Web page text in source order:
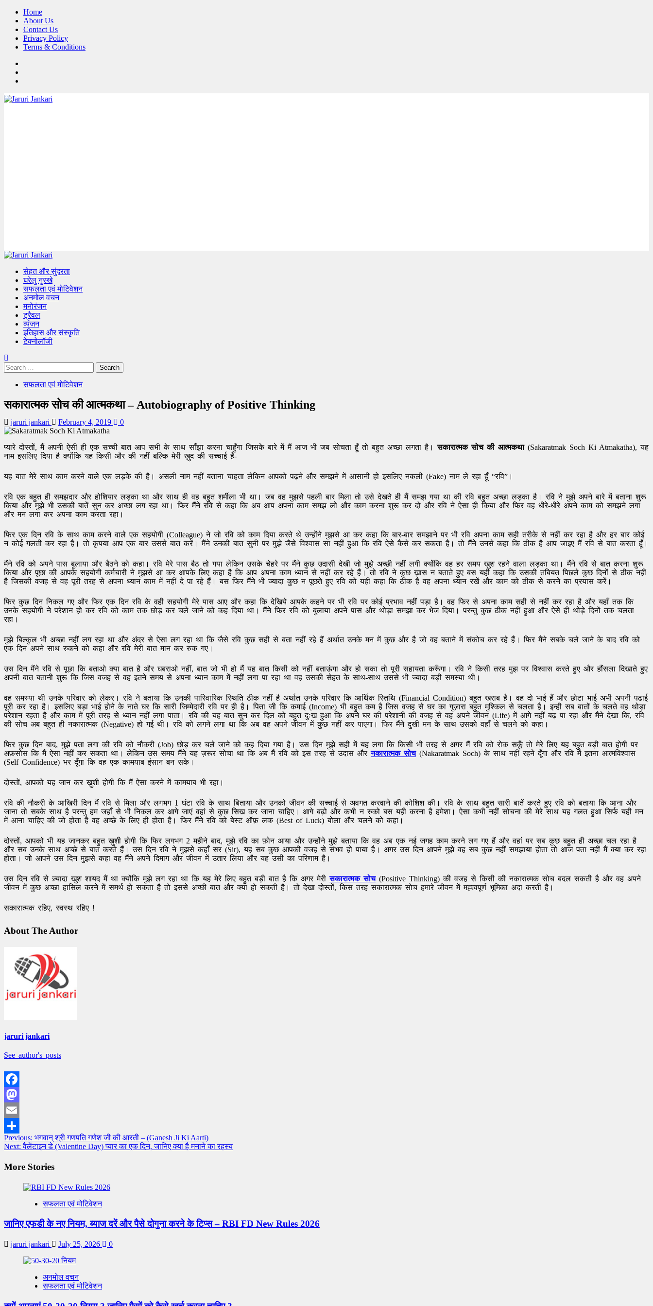
Skip
content
Home
About Us
Contact Us
Privacy Policy
Terms & Conditions
Primary
सेहत और सुंदरता
घरेलु नुस्खे
सफलता एवं मोटिवेशन
अनमोल वचन
मनोरंजन
ट्रैवल
व्यंजन
इतिहास और संस्कृति
टेक्नोलॉजी
Search
for:
सफलता एवं मोटिवेशन
सकारात्मक सोच की आत्मकथा – Autobiography of Positive Thinking
jaruri jankari February 4, 2019 0
प्यारे दोस्तों, मैं अपनी ऐसी ही एक सच्ची बात आप सभी के साथ साँझा करना चाहुँगा जिसके बारे में मैं आज भी जब सोचता हूँ तो बहुत अच्छा लगता है।सकारात्मक सोच की आत्मकथा(Sakaratmak Soch Ki Atmakatha), यह
नाम इसलिए दिया है क्योंकि यह किसी और की नहीं बल्कि मेरी ख़ुद की सच्चाई है-
यह बात मेरे साथ काम करने वाले एक लड़के की है। असली नाम नहीं बताना चाहता लेकिन आपको पढ़ने और समझने में आसानी हो इसलिए नकली (Fake) नाम ले रहा हूँ “रवि”।
रवि एक बहुत ही समझदार और होशियार लड़का था और साथ ही वह बहुत शर्मीला भी था। जब वह मुझसे पहली बार मिला तो उसे देखते ही मैं समझ गया था की रवि बहुत अच्छा लड़का है। रवि ने मुझे अपने बारे में बताना शुरू
किया और मुझे भी उसकी बातें सुन कर अच्छा लग रहा था। फिर मैंने रवि से कहा कि अब आप अपना काम समझ लो और काम करना शुरू कर दो और रवि ने ऐसा ही किया और फिर वह धीरे-धीरे अपने काम को समझने लगा
और मन लगा कर अपना काम करता रहा।
फिर एक दिन रवि के साथ काम करने वाले एक सहयोगी (Colleague) ने जो रवि को काम दिया करते थे उन्होंने मुझसे आ कर कहा कि बार-बार समझाने पर भी रवि अपना काम सही तरीके से नहीं कर रहा है और हर बार कोई
न कोई गलती कर रहा है। तो कृपया आप एक बार उससे बात करें। मैंने उनकी बात सुनी पर मुझे जैसे विश्वास सा नहीं हुआ कि रवि ऐसे कैसे कर सकता है। तो मैंने उनसे कहा कि ठीक है आप जाइए मैं रवि से बात करता हूँ।
मैंने रवि को अपने पास बुलाया और बैठने को कहा। रवि मेरे पास बैठ तो गया लेकिन उसके चेहरे पर मैंने कुछ उदासी देखी जो मुझे अच्छी नहीं लगी क्योंकि वह हर समय खुश रहने वाला लड़का था। मैंने रवि से बात करना शुरू
किया और पूछा की आपके सहयोगी कर्मचारी ने मुझसे आ कर आपके लिए कहा है कि आप अपना काम ध्यान से नहीं कर रहे हैं। तो रवि ने कुछ ख़ास न बताते हुए बस यही कहा कि उसकी तबियत पिछले कुछ दिनों से ठीक नहीं
है जिसकी वजह से वह पूरी तरह से अपना ध्यान काम में नहीं दे पा रहे हैं। बस फिर मैंने भी ज्यादा कुछ न पूछते हुए रवि को यही कहा कि ठीक है वह अपना ध्यान रखें और काम को ठीक से करने का प्रयास करें।
फिर कुछ दिन निकल गए और फिर एक दिन रवि के वही सहयोगी मेरे पास आए और कहा कि देखिये आपके कहने पर भी रवि पर कोई प्रभाव नहीं पड़ा है। वह फिर से अपना काम सही से नहीं कर रहा है और यहाँ तक कि
उनके सहयोगी ने परेशान हो कर रवि को काम तक छोड़ कर चले जाने को कह दिया था। मैंने फिर रवि को बुलाया अपने पास और थोड़ा समझा कर भेज दिया। परन्तु कुछ ठीक नहीं हुआ और ऐसे ही थोड़े दिनों तक चलता
रहा।
मुझे बिल्कुल भी अच्छा नहीं लग रहा था और अंदर से ऐसा लग रहा था कि जैसे रवि कुछ सही से बता नहीं रहे हैं अर्थात उनके मन में कुछ और है जो वह बताने में संकोच कर रहे हैं। फिर मैंने सबके चले जाने के बाद रवि को
एक दिन अपने साथ रुकने को कहा और रवि मेरी बात मान कर रुक गए।
उस दिन मैंने रवि से पूछा कि बताओ क्या बात है और घबराओ नहीं, बात जो भी हो मैं यह बात किसी को नहीं बताऊंगा और हो सका तो पूरी सहायता करूँगा। रवि ने किसी तरह मुझ पर विश्वास करते हुए और हौंसला दिखाते हुए
अपनी बात बतानी शुरू कि जिस वजह से वह इतने समय से अपना ध्यान काम में नहीं लगा पा रहा था वह उसकी सेहत के साथ-साथ उससे भी ज्यादा बड़ी समस्या थी।
वह समस्या थी उनके परिवार को लेकर। रवि ने बताया कि उनकी पारिवारिक स्थिति ठीक नहीं है अर्थात उनके परिवार कि आर्थिक स्तिथि (Financial Condition) बहुत खराब है। वह दो भाई हैं और छोटा भाई अभी अपनी पढाई
पूरी कर रहा है। इसलिए बड़ा भाई होने के नाते घर कि सारी जिम्मेदारी रवि पर ही है। पिता जी कि कमाई (Income) भी बहुत कम है जिस वजह से घर का गुज़ारा बहुत मुश्किल से चलता है। इन्ही सब बातों के चलते वह थोड़ा
परेशान रहता है और काम में पूरी तरह से ध्यान नहीं लगा पाता। रवि की यह बात सुन कर दिल को बहुत दुःख हुआ कि अपने घर की परेशानी की वजह से वह अपने जीवन (Life) में आगे नहीं बढ़ पा रहा और मैंने देखा कि, रवि
की सोच अब बहुत ही नकारात्मक (Negative) हो गई थी। रवि को लगने लगा था कि अब वह अपने जीवन में कुछ नहीं कर पाएगा। फिर मैंने दुखी मन के साथ उसको वहाँ से चलने को कहा।
फिर कुछ दिन बाद, मुझे पता लगा की रवि को नौकरी (Job) छोड़ कर चले जाने को कह दिया गया है। उस दिन मुझे सही में यह लगा कि किसी भी तरह से अगर मैं रवि को रोक सकूँ तो मेरे लिए यह बहुत बड़ी बात होगी पर
अफ़सोस कि मैं ऐसा नहीं कर सकता था। लेकिन उस समय मैंने यह ज़रूर सोचा था कि अब मैं रवि को इस तरह से उदास औरनकारात्मक सोच(Nakaratmak Soch) के साथ नहीं रहने दूँगा और रवि में इतना आत्मविश्वास
(Self Confidence) भर दूँगा कि वह एक कामयाब इंसान बन सके।
दोस्तों, आपको यह जान कर ख़ुशी होगी कि मैं ऐसा करने में कामयाब भी रहा।
रवि की नौकरी के आखिरी दिन मैं रवि से मिला और लगभग 1 घंटा रवि के साथ बिताया और उनको जीवन की सच्चाई से अवगत करवाने की कोशिश की। रवि के साथ बहुत सारी बातें करते हुए रवि को बताया कि आना और
जाना तो सबके साथ है परन्तु हम जहाँ से भी निकल कर आगे जाएं वहां से कुछ सिख कर जाना चाहिए। आगे बढ़ो और कभी न रुको बस यही करना है हमेशा। ऐसा कभी नहीं सोचना की मेरे साथ यह गलत हुआ सिर्फ यही मन
में आना चाहिए की जो होता है वह अच्छे के लिए ही होता है। फिर मैंने रवि को बेस्ट ऑफ़ लक (Best of Luck) बोला और चलने को कहा।
दोस्तों, आपको भी यह जानकर बहुत ख़ुशी होगी कि फिर लगभग 2 महीने बाद, मुझे रवि का फ़ोन आया और उन्होंने मुझे बताया कि वह अब एक नई जगह काम करने लग गए हैं और वहां पर सब कुछ बहुत ही अच्छा चल रहा है
और सब उनके साथ अच्छे से बात करते हैं। उस दिन रवि ने मुझसे कहाँ सर (Sir), यह सब कुछ आपकी वजह से संभव हो पाया है। अगर उस दिन आपने मुझे वह सब कुछ नहीं समझाया होता तो आज पता नहीं मैं क्या कर रहा
होता। जो आपने उस दिन मुझसे कहा वह मैंने अपने दिमाग और जीवन में उतार लिया और यह उसी का परिणाम है।
उस दिन रवि से ज़्यादा खुश शायद मैं था क्योंकि मुझे लग रहा था कि यह मेरे लिए बहुत बड़ी बात है कि अगर मेरीसकारात्मक सोच(Positive Thinking) की वजह से किसी की नकारात्मक सोच बदल सकती है और वह अपने
जीवन में कुछ अच्छा हासिल करने में समर्थ हो सकता है तो इससे अच्छी बात और क्या हो सकती है। तो देखा दोस्तों, किस तरह सकारात्मक सोच हमारे जीवन में मह्त्वपूर्ण भूमिका अदा करती है।
सकारात्मक रहिए, स्वस्थ रहिए !
About The Author
jaruri jankari
See author's posts
Facebook
Mastodon
Email
Share
Post
navigation
Previous: भगवान् श्री गणपति गणेश जी की आरती – (Ganesh Ji Ki Aarti)
Next:वैलेंटाइन डे (Valentine Day) प्यार का एक दिन, जानिए क्या है मनाने का रहस्य
More Stories
सफलता एवं मोटिवेशन
जानिए एफडी के नए नियम, ब्याज दरें और पैसे दोगुना करने के टिप्स – RBI FD New Rules 2026
jaruri jankari July 25, 2026 0
अनमोल वचन
सफलता एवं मोटिवेशन